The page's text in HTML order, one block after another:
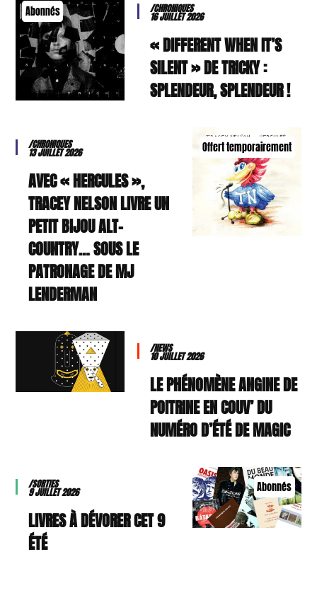
Abonnés /CHRONIQUES
16 JUILLET 2026
« DIFFERENT WHEN IT’S
SILENT » DE TRICKY :
SPLENDEUR, SPLENDEUR !
Offert temporairement
/CHRONIQUES
13 JUILLET 2026
AVEC « HERCULES »,
TRACEY NELSON LIVRE UN
PETIT BIJOU ALT-
COUNTRY… SOUS LE
PATRONAGE DE MJ
LENDERMAN
/NEWS
10 JUILLET 2026
LE PHÉNOMÈNE ANGINE DE
POITRINE EN COUV’ DU
NUMÉRO D’ÉTÉ DE MAGIC
Abonnés
/SORTIES
9 JUILLET 2026
9 LIVRES À DÉVORER CET
ÉTÉ